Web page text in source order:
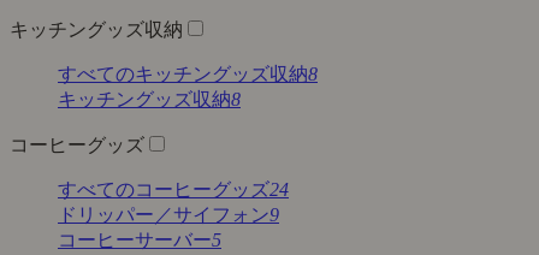
キッチングッズ収納
すべてのキッチングッズ収納8
キッチングッズ収納8
コーヒーグッズ
すべてのコーヒーグッズ24
ドリッパー／サイフォン9
コーヒーサーバー5